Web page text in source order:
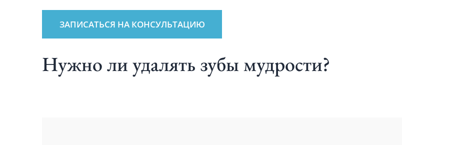
ЗАПИСАТЬСЯ НА КОНСУЛЬТАЦИЮ
Нужно ли удалять зубы мудрости?